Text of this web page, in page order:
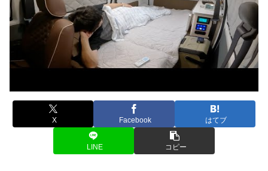
X Facebook はてブ
LINE コピー